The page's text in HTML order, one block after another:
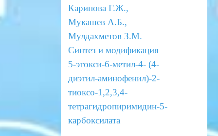
Карипова Г.Ж.,
Мукашев А.Б.,
Мулдахметов З.М.
Синтез и модификация
5-этокси-6-метил-4- (4-
диэтил-аминофенил)-2-
тиоксо-1,2,3,4-
тетрагидропиримидин-5-
карбоксилата